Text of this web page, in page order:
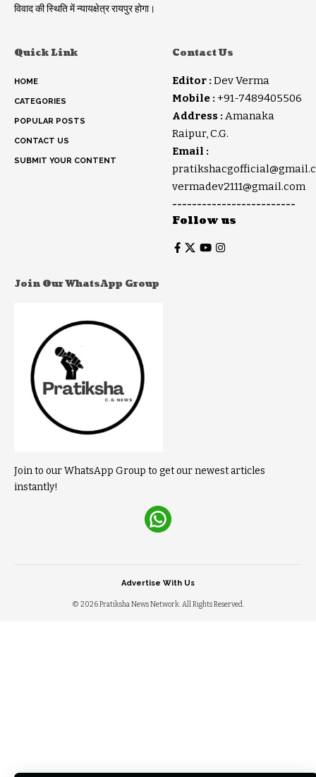
विवाद की स्थिति में न्यायक्षेत्र रायपुर होगा।
Quick Link
HOME
CATEGORIES
POPULAR POSTS
CONTACT US
SUBMIT YOUR CONTENT
Contact Us
Editor : Dev Verma
Mobile : +91-7489405506
Address : Amanaka
Raipur, C.G.
Email :
vermadev2111@gmail.com
-------------------------
Follow us
Join Our WhatsApp Group
Join to our WhatsApp Group to get our newest articles
instantly!
© 2026 Pratiksha News Network. All Rights Reserved.
Advertise With Us